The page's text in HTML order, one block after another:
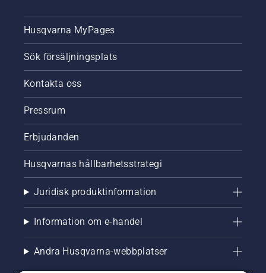
Husqvarna MyPages
Sök försäljningsplats
Kontakta oss
Pressrum
Erbjudanden
Husqvarnas hållbarhetsstrategi
Juridisk produktinformation
Information om e-handel
Andra Husqvarna-webbplatser